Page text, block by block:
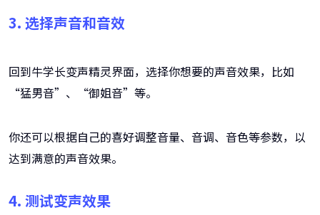
3. 选择声音和音效
回到牛学长变声精灵界面，选择你想要的声音效果，比如
“猛男音”、“御姐音”等。
你还可以根据自己的喜好调整音量、音调、音色等参数，以
达到满意的声音效果。
4. 测试变声效果